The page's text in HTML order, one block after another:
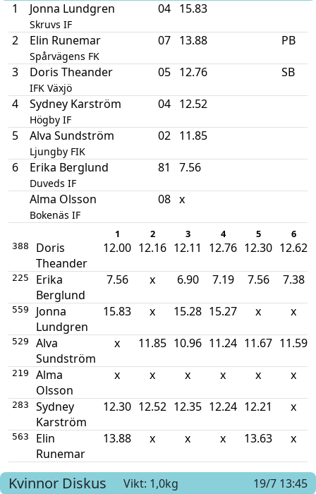
1
Jonna Lundgren
Skruvs IF
04 15.83
2 Elin Runemar
Spårvägens FK
07 13.88 PB
3 Doris Theander
IFK Växjö
05 12.76 SB
4 Sydney Karström
Högby IF
04 12.52
5 Alva Sundström
Ljungby FIK
02 11.85
6 Erika Berglund
Duveds IF
81 7.56
Alma Olsson
Bokenäs IF
08 x
1 2 3 4 5 6
388
Doris
Theander
12.00 12.16 12.11 12.76 12.30 12.62
225
Erika
Berglund
7.56 x 6.90 7.19 7.56 7.38
559
Jonna
Lundgren
15.83 x 15.28 15.27 x x
529
Alva
Sundström
x 11.85 10.96 11.24 11.67 11.59
219
Alma
Olsson
x x x x x x
283
Sydney
Karström
12.30 12.52 12.35 12.24 12.21 x
563
Elin
Runemar
13.88 x x x 13.63 x
Kvinnor Diskus Vikt: 1,0kg
19/7 13:45